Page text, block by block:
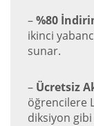
–%80
ikinci
sunar.
– Ücretsiz
öğrencilere
diksiyon